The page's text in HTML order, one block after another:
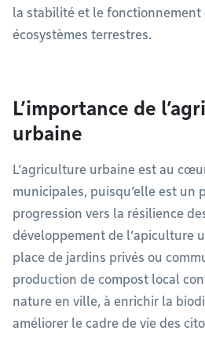
la stabilité et le fonctionnement
écosystèmes terrestres.
L’importance de
urbaine
L’agriculture urbaine est au
municipales, puisqu’elle est un
progression vers la résilience
développement de l’apiculture
place de jardins privés ou
production de compost local
nature en ville, à enrichir la
améliorer le cadre de vie des